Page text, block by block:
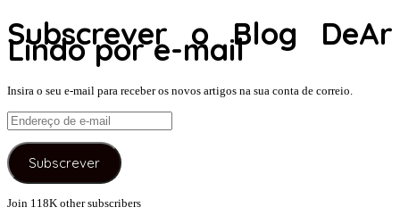
Subscrever o Blog DeAr
Lindo por e-mail
Insira o seu e-mail para receber os novos artigos na sua conta de correio.
Endereço
de
e-
mail
Subscrever
Join 118K other subscribers